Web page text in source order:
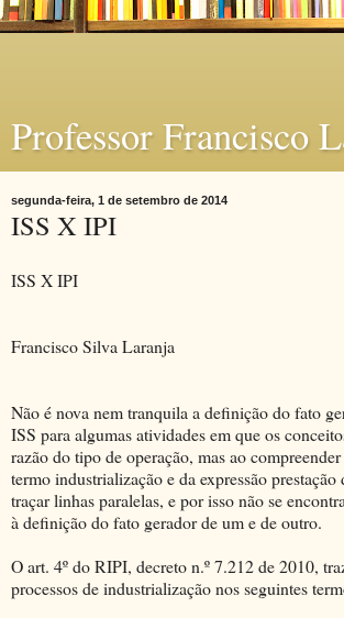
Professor Francisco
segunda-feira, 1 de setembro de 2014
ISS X IPI
ISS X IPI
Francisco Silva Laranja
Não é nova nem tranquila a definição do fato
ISS para algumas atividades em que os
razão do tipo de operação, mas ao
termo industrialização e da expressão
traçar linhas paralelas, e por isso não se
à definição do fato gerador de um e de outro.
O art. 4º do RIPI, decreto n.º 7.212 de 2010,
processos de industrialização nos seguintes